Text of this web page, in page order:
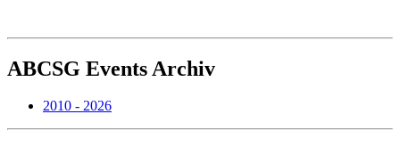
ABCSG Events Archiv
2010 - 2026